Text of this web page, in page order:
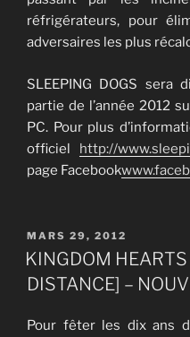
réfrigérateurs, pour
adversaires les plus
SLEEPING DOGS sera
partie de l’année 2012
PC. Pour plus
officiel http://
page Facebook
PUBLIÉ
LE
MARS 29, 2012
KINGDOM
DISTANCE] –
Pour fêter les dix ans